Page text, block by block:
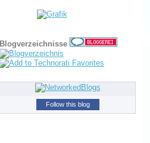
Blogverzeichnisse
Follow this blog